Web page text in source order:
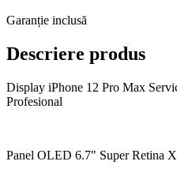
Garanție inclusă
Descriere produs
Display iPhone 12 Pro Max
Profesional
Panel OLED 6.7" Super Retina